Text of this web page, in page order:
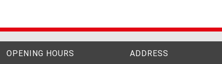
OPENING HOURS ADDRESS